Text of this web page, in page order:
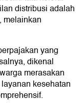
distribusi adalah
melainkan
yang
dikenal
merasakan
kesehatan